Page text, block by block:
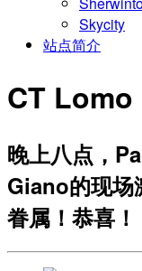
Skycity
站点简介
CT Lomo
晚上八点，
Giano的现场
眷属！恭喜！